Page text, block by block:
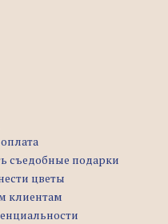
съедобные подарки
цветы
клиентам